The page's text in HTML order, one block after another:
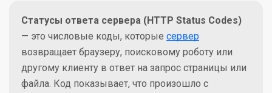
Статусы ответа сервера (HTTP Status Codes)
— это числовые коды, которые сервер
возвращает браузеру, поисковому роботу или
другому клиенту в ответ на запрос страницы или
файла. Код показывает, что произошло с